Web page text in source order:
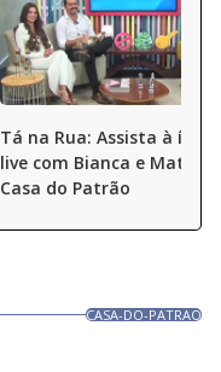
Tá na Rua: Assista à
live com Bianca e
Casa do Patrão
CASA-DO-PATRAO